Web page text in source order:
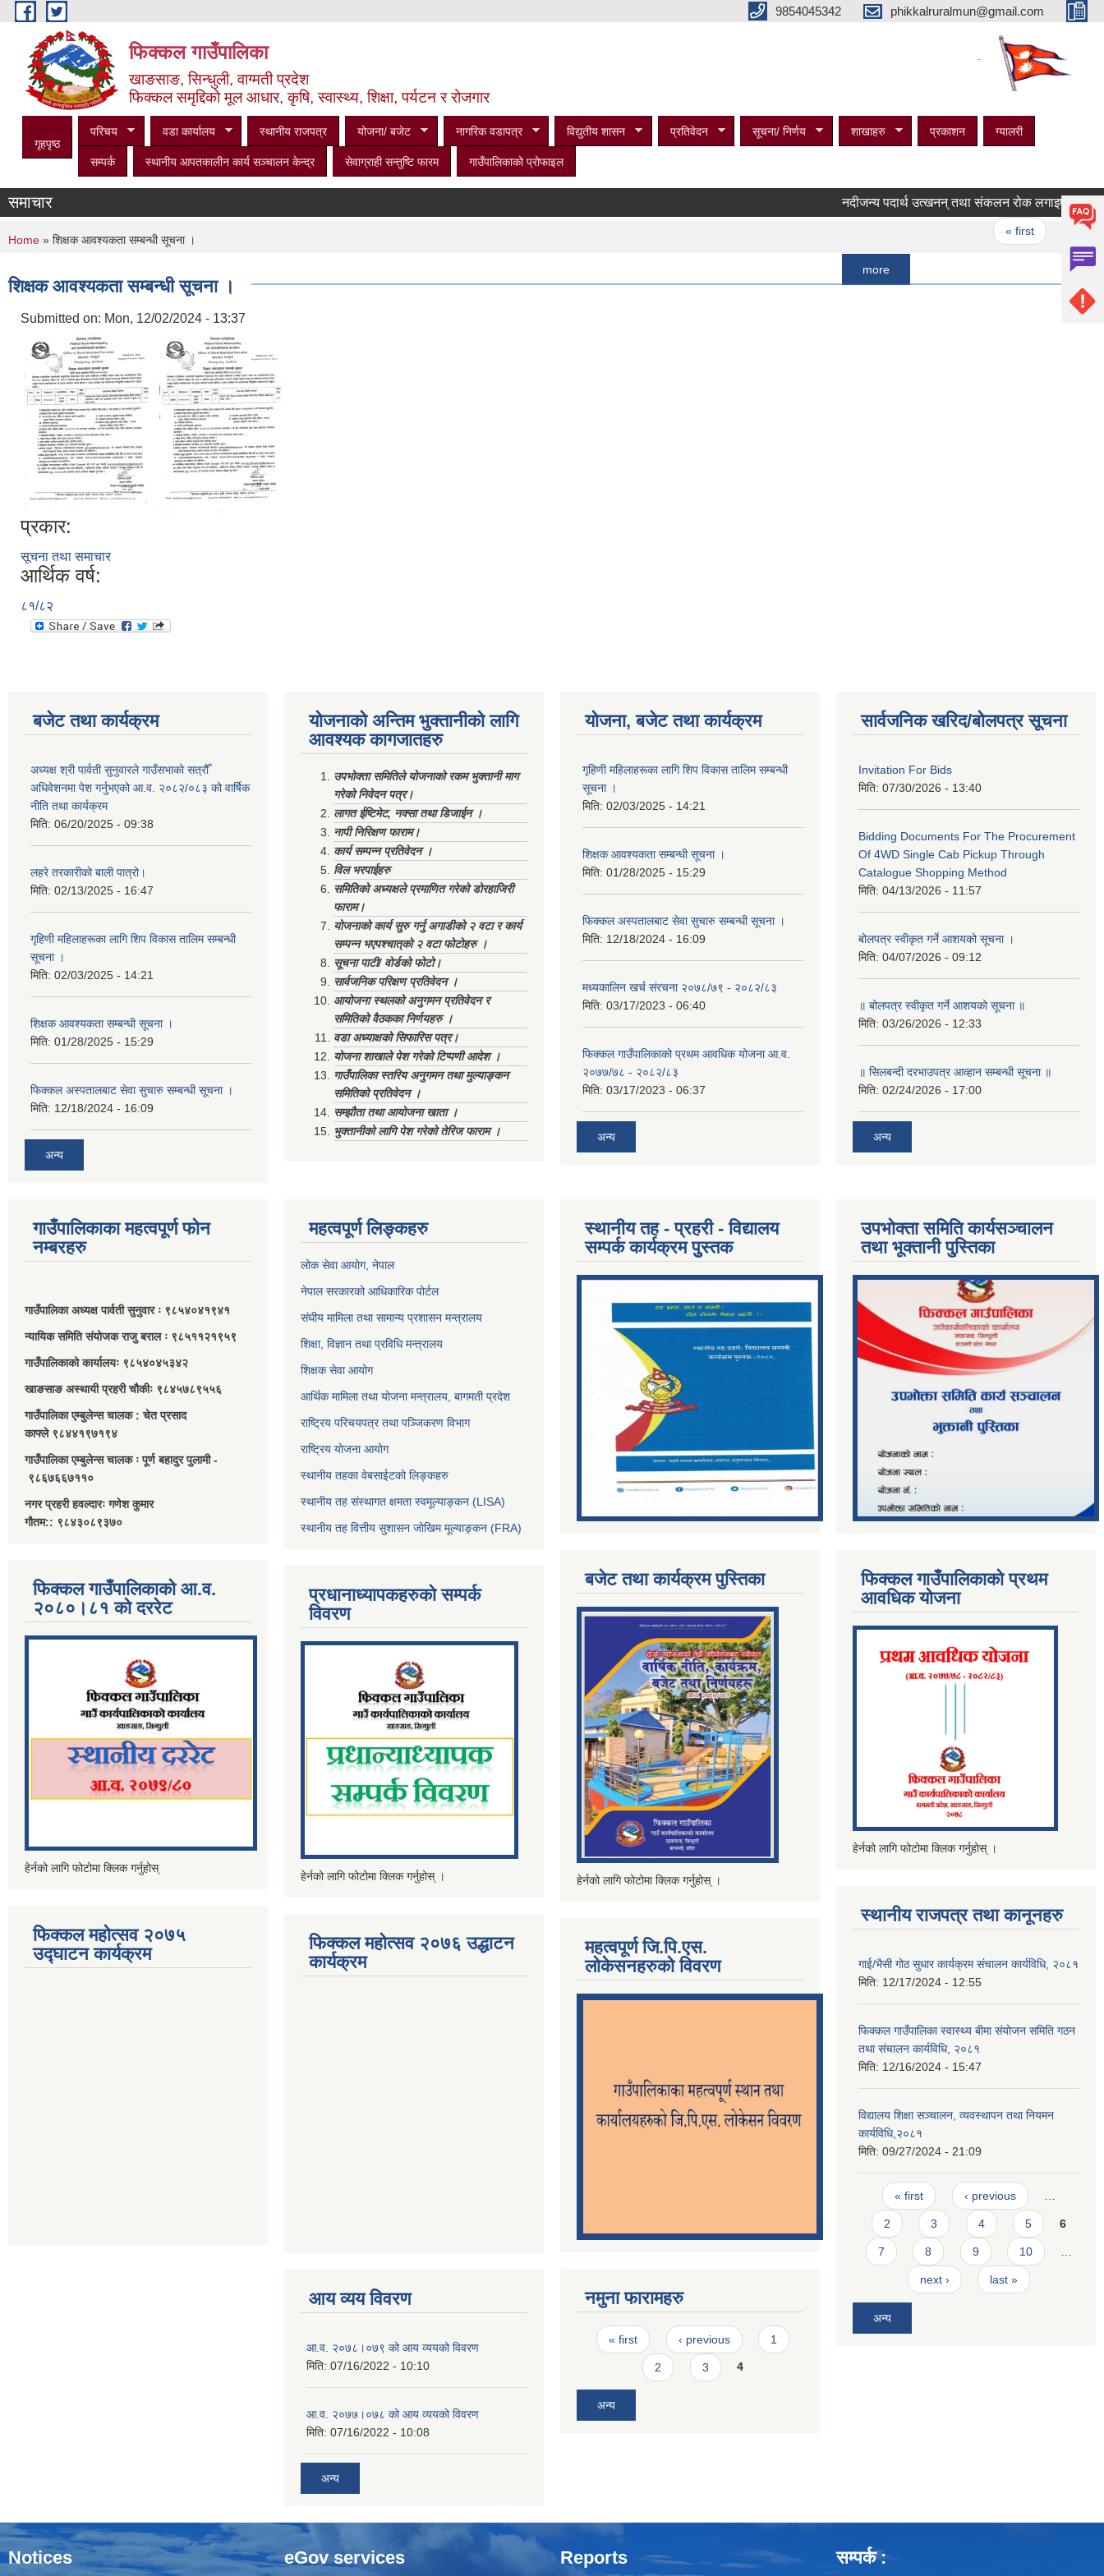
Skip to main content 9854045342 phikkalruralmun@gmail.com
फिक्कल गाउँपालिका
खाङसाङ, सिन्धुली, वाग्मती प्रदेश
फिक्कल समृद्दिको मूल आधार, कृषि, स्वास्थ्य, शिक्षा, पर्यटन र रोजगार
गृहपृष्ठ
परिचय वडा कार्यालय स्थानीय राजपत्र योजना/ बजेट नागरिक वडापत्र विद्युतीय शासन प्रतिवेदन सूचना/ निर्णय शाखाहरु प्रकाशन ग्यालरी
सम्पर्क स्थानीय आपतकालीन कार्य सञ्‍चालन केन्द्र सेवाग्राही सन्तुष्टि फारम गाउँपालिकाको प्रोफाइल
समाचार नदीजन्य पदार्थ उत्खनन् तथा संकलन रोक लगाइएको सम्बन्धी
‹ previous
You are here
Home » शिक्षक आवश्यकता सम्बन्धी सूचना ।
शिक्षक आवश्यकता सम्बन्धी सूचना ।
Submitted on: Mon, 12/02/2024 - 13:37
प्रकार:
सूचना तथा समाचार
आर्थिक वर्ष:
८१/८२
बजेट तथा कार्यक्रम
अध्यक्ष श्री पार्वती सुनुवारले गाउँसभाको सत्रौँ
अधिवेशनमा पेश गर्नुभएको आ.व. २०८२/०८३ को वार्षिक
नीति तथा कार्यक्रम
मिति: 06/20/2025 - 09:38
लहरे तरकारीको बाली पात्रो।
मिति: 02/13/2025 - 16:47
गृहिणी महिलाहरूका लागि शिप विकास तालिम सम्बन्धी
सूचना ‌।
मिति: 02/03/2025 - 14:21
शिक्षक आवश्यकता सम्बन्धी सूचना ।
मिति: 01/28/2025 - 15:29
फिक्कल अस्पतालबाट सेवा सुचारु सम्बन्धी सूचना ।
मिति: 12/18/2024 - 16:09
अन्य
योजनाको अन्तिम भुक्तानीको लागि
आवश्यक कागजातहरु
उपभोक्ता समितिले योजनाको रकम भुक्तानी माग
गरेको निवेदन पत्र।
लागत ईष्टिमेट, नक्सा तथा डिजाईन ।
नापी निरिक्षण फाराम।
कार्य सम्पन्न प्रतिवेदन ।
विल भरपाईहरु
समितिको अध्यक्षले प्रमाणित गरेको डोरहाजिरी
फाराम।
योजनाको कार्य सुरु गर्नु अगाडीको २ वटा र कार्य
सम्पन्न भएपश्चात्‌को २ वटा फोटोहरु ।
सूचना पाटी/ वोर्डको फोटो।
सार्वजनिक परिक्षण प्रतिवेदन ।
आयोजना स्थलको अनुगमन प्रतिवेदन र
समितिको वैठकका निर्णयहरु ।
वडा अध्याक्षको सिफारिस पत्र।
योजना शाखाले पेश गरेको टिप्पणी आदेश ।
गाउँपालिका स्तरिय अनुगमन तथा मुल्याङ्कन
समितिको प्रतिवेदन ।
सम्झौता तथा आयोजना खाता ।
भुक्तानीको लागि पेश गरेको तेरिज फाराम ।
योजना, बजेट तथा कार्यक्रम
गृहिणी महिलाहरूका लागि शिप विकास तालिम सम्बन्धी
सूचना ‌।
मिति: 02/03/2025 - 14:21
शिक्षक आवश्यकता सम्बन्धी सूचना ।
मिति: 01/28/2025 - 15:29
फिक्कल अस्पतालबाट सेवा सुचारु सम्बन्धी सूचना ।
मिति: 12/18/2024 - 16:09
मध्यकालिन खर्च संरचना २०७८/७९ - २०८२/८३
मिति: 03/17/2023 - 06:40
फिक्कल गाउँपालिकाको प्रथम आवधिक योजना आ.व.
२०७७/७८ - २०८२/८३
मिति: 03/17/2023 - 06:37
अन्य
सार्वजनिक खरिद/बोलपत्र सूचना
Invitation For Bids
मिति: 07/30/2026 - 13:40
Bidding Documents For The Procurement
Of 4WD Single Cab Pickup Through
Catalogue Shopping Method
मिति: 04/13/2026 - 11:57
बोलपत्र स्वीकृत गर्ने आशयको सूचना ।
मिति: 04/07/2026 - 09:12
॥ बोलपत्र स्वीकृत गर्ने आशयको सूचना ॥
मिति: 03/26/2026 - 12:33
॥ सिलबन्दी दरभाउपत्र आव्हान सम्बन्धी सूचना ॥
मिति: 02/24/2026 - 17:00
अन्य
गाउँपालिकाका महत्वपूर्ण फोन
नम्बरहरु
गाउँपालिका अध्यक्ष पार्वती सुनुवार ः ९८५४०४१९४१
न्यायिक समिति संयोजक राजु बराल ः ९८५११२१९५९
गाउँपालिकाको कार्यालयः ९८५४०४५३४२
खाङसाङ अस्थायी प्रहरी चौकीः ९८४५७८९५५६
गाउँपालिका एम्बुलेन्स चालक : चेत प्रसाद
काफ्ले ९८४४१९७१९४
गाउँपालिका एम्बुलेन्स चालक ः पूर्ण बहादुर पुलामी -
९८६७६६७११०
नगर प्रहरी हवल्दारः गणेश कुमार
गौतम:: ९८४३०८९३७०
फिक्कल गाउँपालिकाको आ.व.
२०८०।८१ को दररेट
हेर्नको लागि फोटोमा क्लिक गर्नुहोस्
फिक्कल महोत्सव २०७५
उद्घाटन कार्यक्रम
महत्वपूर्ण लिङ्कहरु
लोक सेवा आयोग, नेपाल
नेपाल सरकारको आधिकारिक पोर्टल
संघीय मामिला तथा सामान्य प्रशासन मन्त्रालय
शिक्षा, विज्ञान तथा प्रविधि मन्त्रालय
शिक्षक सेवा आयोग
आर्थिक मामिला तथा योजना मन्त्रालय, बागमती प्रदेश
राष्ट्रिय परिचयपत्र तथा पञ्जिकरण विभाग
राष्ट्रिय योजना आयोग
स्थानीय तहका वेबसाईटको लिङ्कहरु
स्थानीय तह संस्थागत क्षमता स्वमूल्याङ्कन (LISA)
स्थानीय तह वित्तीय सुशासन जोखिम मूल्याङ्कन (FRA)
प्रधानाध्यापकहरुको सम्पर्क
विवरण
हेर्नको लागि फोटोमा क्लिक गर्नुहोस् ।
फिक्कल महोत्सव २०७६ उद्धाटन
कार्यक्रम
आय व्यय विवरण
आ.व. २०७८।०७९ को आय व्ययको विवरण
मिति: 07/16/2022 - 10:10
आ.व. २०७७।०७८ को आय व्ययको विवरण
मिति: 07/16/2022 - 10:08
अन्य
स्थानीय तह - प्रहरी - विद्यालय
सम्पर्क कार्यक्रम पुुस्तक
बजेट तथा कार्यक्रम पुस्तिका
हेर्नको लागि फोटोमा क्लिक गर्नुहोस् ।
महत्वपूर्ण जि.पि.एस.
लोकेसनहरुको विवरण
नमुना फारामहरु
Pages
« first ‹ previous 1
2 3 4
अन्य
उपभोक्ता समिति कार्यसञ्चालन
तथा भूक्तानी पु्स्तिका
फिक्कल गाउँपालिकाको प्रथम
आवधिक योजना
हेर्नको लागि फोटोमा क्लिक गर्नुहोस् ।
स्थानीय राजपत्र तथा कानूनहरु
गाई/भैसी गोठ सुधार कार्यक्रम संचालन कार्यविधि, २०८१
मिति: 12/17/2024 - 12:55
फिक्कल गाउँपालिका स्वास्थ्य बीमा संयोजन समिति गठन
तथा संचालन कार्यविधि, २०८१
मिति: 12/16/2024 - 15:47
विद्यालय शिक्षा सञ्चालन, व्यवस्थापन तथा नियमन
कार्यविधि,२०८१
मिति: 09/27/2024 - 21:09
Pages
« first ‹ previous
2 3 4 5 6
7 8 9 10
next › last »
अन्य
Notices eGov services Reports सम्पर्क :